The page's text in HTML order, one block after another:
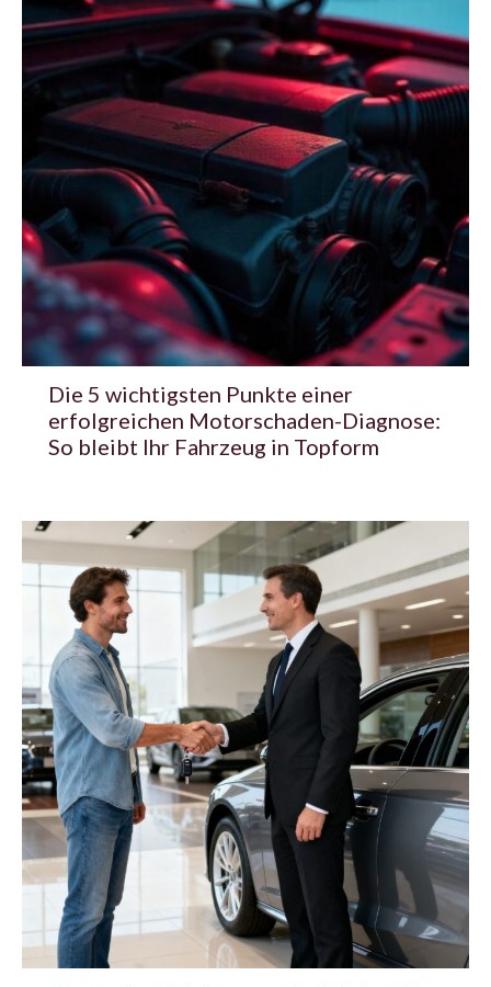
Die 5 wichtigsten Punkte einer
erfolgreichen Motorschaden-Diagnose:
So bleibt Ihr Fahrzeug in Topform